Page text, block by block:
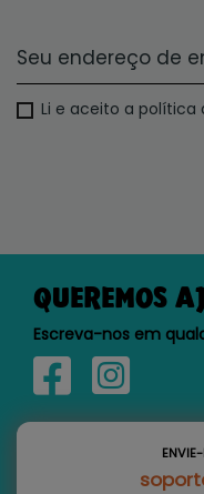
Li e aceito a política
QUEREMOS
Escreva-nos em